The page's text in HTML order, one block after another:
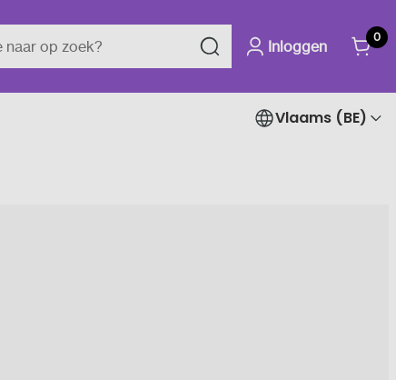
Inloggen
0
Vlaams (BE)